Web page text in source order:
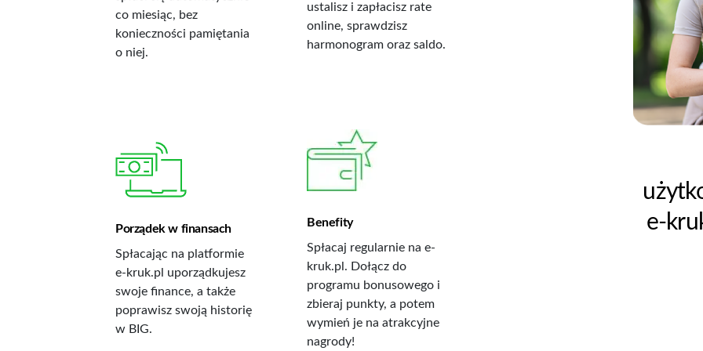
co miesiąc, bez
konieczności pamiętania
o niej.
ustalisz i zapłacisz rate
online, sprawdzisz
harmonogram oraz saldo.
Porządek w finansach
Spłacając na platformie
e-kruk.pl uporządkujesz
swoje finance, a także
poprawisz swoją historię
w BIG.
Benefity
Spłacaj regularnie na e-
kruk.pl. Dołącz do
programu bonusowego i
zbieraj punkty, a potem
wymień je na atrakcyjne
nagrody!
90% klientów
spłacających ugodę